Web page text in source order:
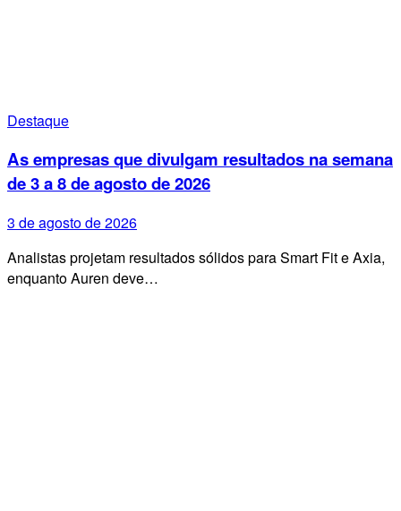
Destaque
As empresas que divulgam resultados na semana
de 3 a 8 de agosto de 2026
3 de agosto de 2026
Analistas projetam resultados sólidos para Smart Fit e Axia,
enquanto Auren deve…